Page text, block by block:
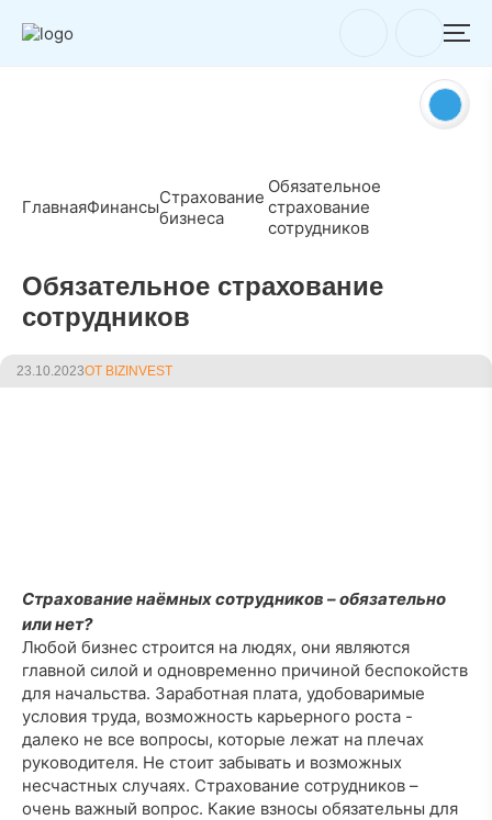
ГлавнаяФинансыСтрахование
бизнеса
Обязательное
страхование
сотрудников
Обязательное страхование
сотрудников
23.10.2023ОТ BIZINVEST
Страхование наёмных сотрудников – обязательно
или нет?
Любой бизнес строится на людях, они являются
главной силой и одновременно причиной беспокойств
для начальства. Заработная плата, удобоваримые
условия труда, возможность карьерного роста -
далеко не все вопросы, которые лежат на плечах
руководителя. Не стоит забывать и возможных
несчастных случаях. Страхование сотрудников –
очень важный вопрос. Какие взносы обязательны для